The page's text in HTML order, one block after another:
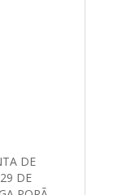
DE
DE